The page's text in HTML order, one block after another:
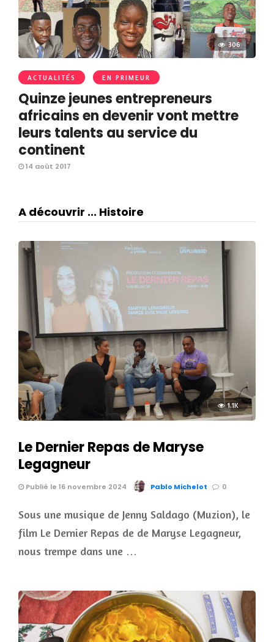
306
ACTUALITÉS EN PRIMEUR
Quinze jeunes entrepreneurs
africains en devenir vont mettre
leurs talents au service du
continent
14 août 2017
A découvrir ... Histoire
1.1K
Le Dernier Repas de Maryse
Legagneur
Publié le 16 novembre 2024 Pablo Michelot 0
Sous une musique de Jenny Saldago (Muzion), le
film Le Dernier Repas de de Maryse Legagneur,
nous trempe dans une …